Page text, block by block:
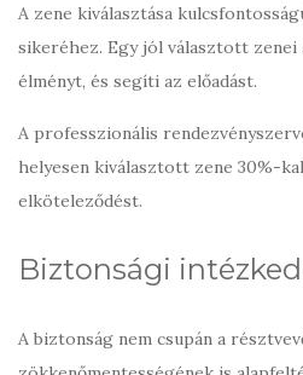
A zene kiválasztása
sikeréhez. Egy jól választott zenei
élményt, és segíti az előadást.
A professzionális
helyesen kiválasztott zene 30%-
elköteleződést.
Biztonsági
A biztonság nem csupán a